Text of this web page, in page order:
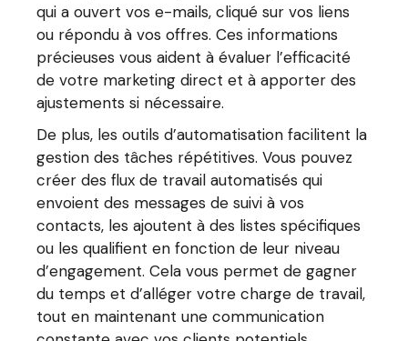
qui a ouvert vos e-mails, cliqué sur vos liens
ou répondu à vos offres. Ces informations
précieuses vous aident à évaluer l’efficacité
de votre marketing direct et à apporter des
ajustements si nécessaire.
De plus, les outils d’automatisation facilitent la
gestion des tâches répétitives. Vous pouvez
créer des flux de travail automatisés qui
envoient des messages de suivi à vos
contacts, les ajoutent à des listes spécifiques
ou les qualifient en fonction de leur niveau
d’engagement. Cela vous permet de gagner
du temps et d’alléger votre charge de travail,
tout en maintenant une communication